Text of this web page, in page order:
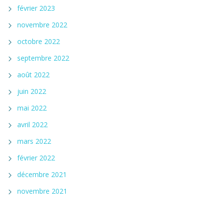
février 2023
novembre 2022
octobre 2022
septembre 2022
août 2022
juin 2022
mai 2022
avril 2022
mars 2022
février 2022
décembre 2021
novembre 2021